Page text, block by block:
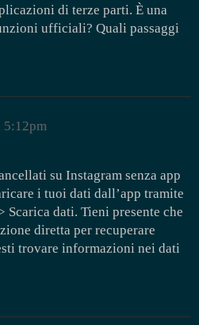
di terze parti. È una
ufficiali? Quali passaggi
5:12pm
su Instagram senza app
i tuoi dati dall’app tramite
Scarica dati. Tieni presente che
diretta per recuperare
trovare informazioni nei dati